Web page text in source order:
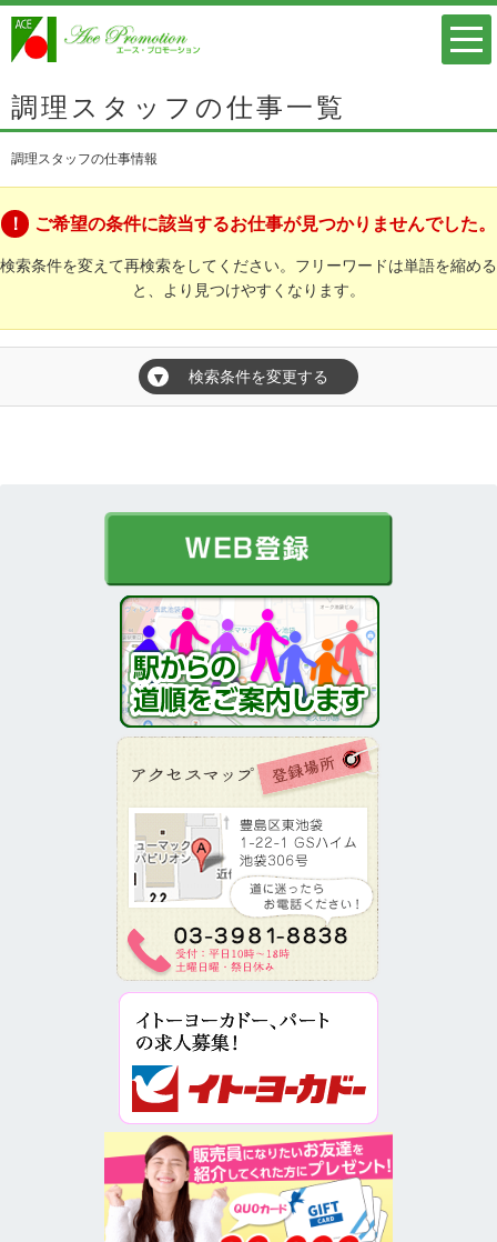
調理スタッフの仕事一覧
調理スタッフの仕事情報
ご希望の条件に該当するお仕事が見つかりませんでした。
検索条件を変えて再検索をしてください。フリーワードは単語を縮める
と、より見つけやすくなります。
▼ 検索条件を変更する